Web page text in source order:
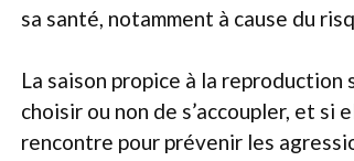
sa santé, notamment à cause du
La saison propice à la reproduction
choisir ou non de s’accoupler, et
rencontre pour prévenir les